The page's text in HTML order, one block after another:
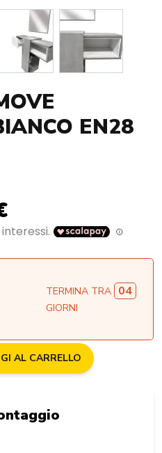
EN28
TERMINA TRA 04
GIORNI
AL CARRELLO